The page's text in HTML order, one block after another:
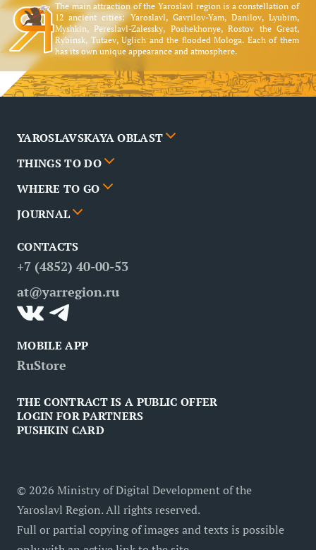
The main attraction of the Yaroslavl region is a constellation of
12 ancient cities: Yaroslavl, Gavrilov-Yam, Danilov, Lyubim,
Myshkin, Pereslavl-Zalessky, Poshekhonye, Rostov the Great,
Rybinsk, Tutaev, Uglich and the flooded Mologa. Each of them
has its own unique appearance and atmosphere.
YAROSLAVSKAYA OBLAST
Cities
News
Partners
FAQ
Contacts
THINGS TO DO
Events
Routes
Attractions
WHERE TO GO
Poster
Restaurants
JOURNAL
Business tourism
Medical tourism
Inclusive tourism
CONTACTS
+7 (4852) 40-00-53
at@yarregion.ru
MOBILE APP
RuStore
THE CONTRACT IS A PUBLIC OFFER
LOGIN FOR PARTNERS
PUSHKIN CARD
© 2026 Ministry of Digital Development of the
Yaroslavl Region. All rights reserved.
Full or partial copying of images and texts is possible